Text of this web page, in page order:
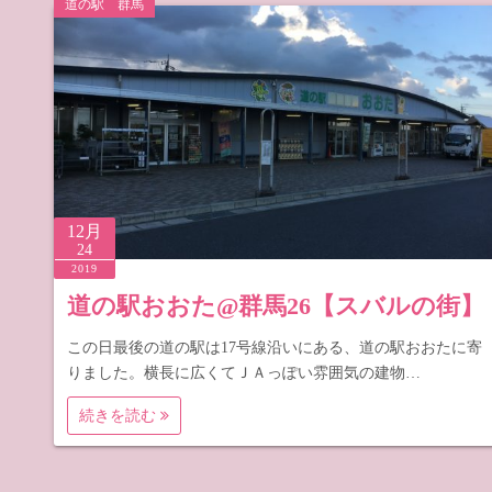
道の駅 長
道の駅 群馬
12月
24
2019
道の駅おおた@群馬26【スバルの街】
この日最後の道の駅は17号線沿いにある、道の駅おおたに寄
りました。横長に広くてＪＡっぽい雰囲気の建物…
続きを読む